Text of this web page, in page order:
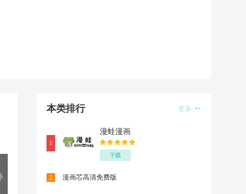
本类排行 更多
1
漫蛙漫画
下载
2 漫画芯高清免费版